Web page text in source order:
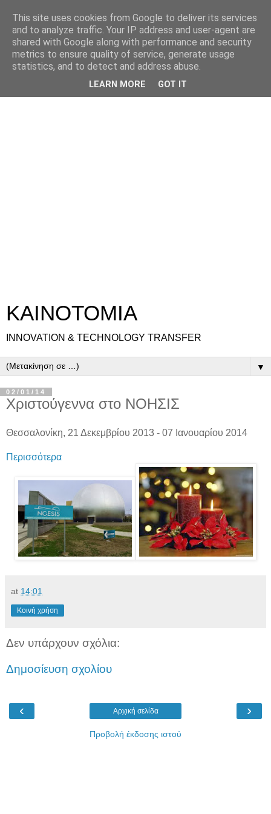
ΚΑΙΝΟΤΟΜΙΑ
INNOVATION & TECHNOLOGY TRANSFER
▼
02/01/14
Χριστούγεννα στο ΝΟΗΣΙΣ
Θεσσαλονίκη, 21 Δεκεμβρίου 2013 - 07 Ιανουαρίου 2014
Περισσότερα
at 14:01
Κοινή χρήση
Δεν υπάρχουν σχόλια:
Δημοσίευση σχολίου
‹ ›
Αρχική σελίδα
Προβολή έκδοσης ιστού
This site uses cookies from Google to deliver its services
and to analyze traffic. Your IP address and user-agent are
shared with Google along with performance and security
metrics to ensure quality of service, generate usage
statistics, and to detect and address abuse.
LEARN MORE GOT IT